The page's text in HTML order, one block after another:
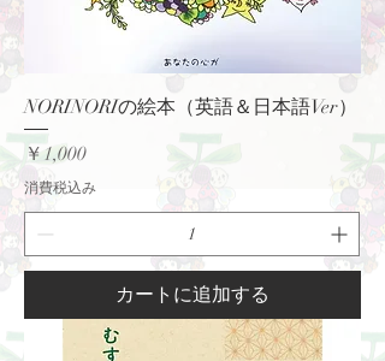
NORINORIの絵本（英語＆日本語Ver）
価格
￥1,000
消費税込み
カートに追加する